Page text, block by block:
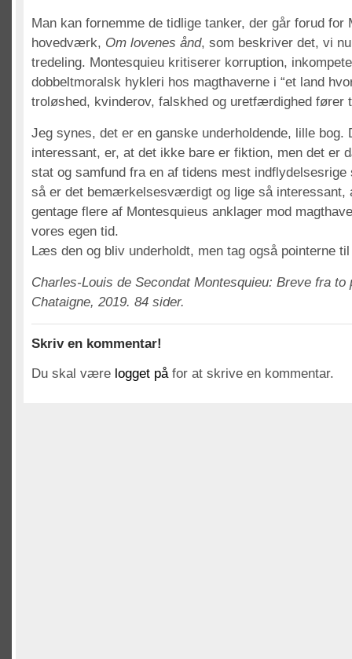
Man kan fornemme de tidlige tanker, der går forud for
hovedværk, Om lovenes ånd, som beskriver det, vi
tredeling. Montesquieu kritiserer korruption,
dobbeltmoralsk hykleri hos magthaverne i “et land
troløshed, kvinderov, falskhed og uretfærdighed fører
Jeg synes, det er en ganske underholdende, lille bog.
interessant, er, at det ikke bare er fiktion, men det er
stat og samfund fra en af tidens mest indflydelsesrige
så er det bemærkelsesværdigt og lige så interessant,
gentage flere af Montesquieus anklager mod
vores egen tid.
Læs den og bliv underholdt, men tag også pointerne
Charles-Louis de Secondat Montesquieu: Breve fra to
Chataigne, 2019. 84 sider.
Skriv en kommentar!
Du skal være logget påfor at skrive en kommentar.